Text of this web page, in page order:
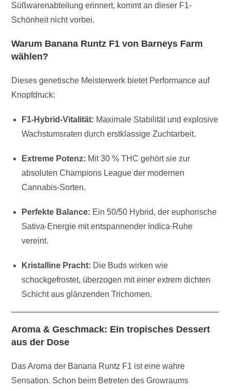
Süßwarenabteilung erinnert, kommt an dieser F1-
Schönheit nicht vorbei.
Warum Banana Runtz F1 von Barneys Farm
wählen?
Dieses genetische Meisterwerk bietet Performance auf
Knopfdruck:
F1-Hybrid-Vitalität: Maximale Stabilität und explosive
Wachstumsraten durch erstklassige Zuchtarbeit.
Extreme Potenz: Mit 30 % THC gehört sie zur
absoluten Champions League der modernen
Cannabis-Sorten.
Perfekte Balance: Ein 50/50 Hybrid, der euphorische
Sativa-Energie mit entspannender Indica-Ruhe
vereint.
Kristalline Pracht: Die Buds wirken wie
schockgefrostet, überzogen mit einer extrem dichten
Schicht aus glänzenden Trichomen.
Aroma & Geschmack: Ein tropisches Dessert
aus der Dose
Das Aroma der Banana Runtz F1 ist eine wahre
Sensation. Schon beim Betreten des Growraums